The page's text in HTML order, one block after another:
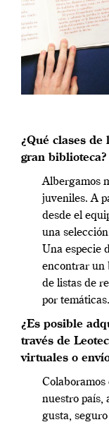
¿Qué clases de
gran biblioteca?
Albergamos
juveniles. A
desde el
una
Una especie
encontrar un
de listas de
por temáticas.
¿Es posible
través de
virtuales o
nuestro país,
gusta,